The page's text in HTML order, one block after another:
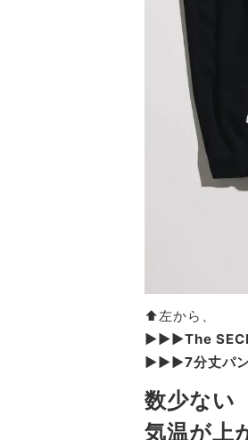
⬆︎左から、
▶︎▶︎▶︎The
▶︎▶︎▶︎7分丈パ
数少ない
気温が上